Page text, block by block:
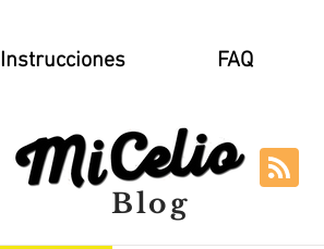
Instrucciones FAQ
Blog